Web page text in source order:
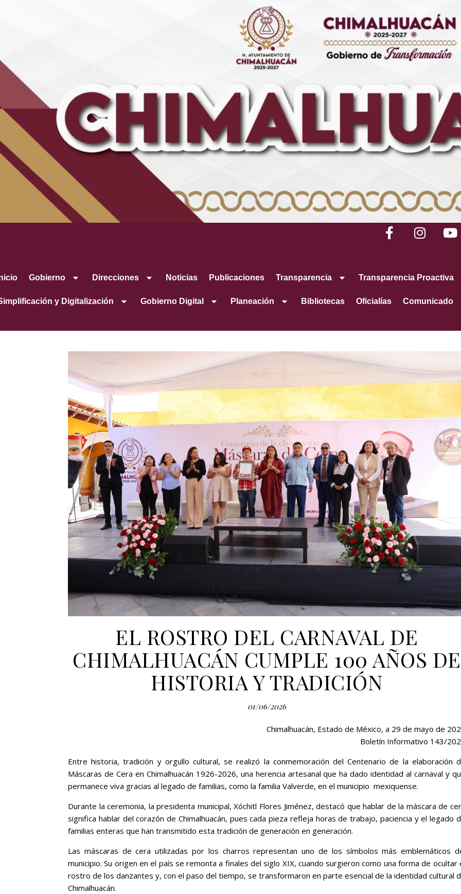
Gobierno Direcciones Noticias Publicaciones Transparencia Transparencia Proactiva
y Digitalización Gobierno Digital Planeación Bibliotecas Oficialías Comunicado
EL ROSTRO DEL CARNAVAL DE
CHIMALHUACÁN CUMPLE 100 AÑOS DE
HISTORIA Y TRADICIÓN
01/06/2026
Chimalhuacán, Estado de México, a 29 de mayo de
Boletín Informativo 143/
Entre historia, tradición y orgullo cultural, se realizó la conmemoración del Centenario de la elaboración
Máscaras de Cera en Chimalhuacán 1926-2026, una herencia artesanal que ha dado identidad al carnaval y
permanece viva gracias al legado de familias, como la familia Valverde, en el municipio mexiquense.
Durante la ceremonia, la presidenta municipal, Xóchitl Flores Jiménez, destacó que hablar de la máscara de
significa hablar del corazón de Chimalhuacán, pues cada pieza refleja horas de trabajo, paciencia y el legado
familias enteras que han transmitido esta tradición de generación en generación.
Las máscaras de cera utilizadas por los charros representan uno de los símbolos más emblemáticos
municipio. Su origen en el país se remonta a finales del siglo XIX, cuando surgieron como una forma de ocultar
rostro de los danzantes y, con el paso del tiempo, se transformaron en parte esencial de la identidad cultural
Chimalhuacán.